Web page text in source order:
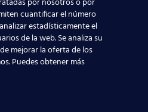
sus objetivos
y culturales.
cuantificar el número
estadísticamente el
de la web. Se analiza su
mejorar la oferta de los
Puedes obtener más